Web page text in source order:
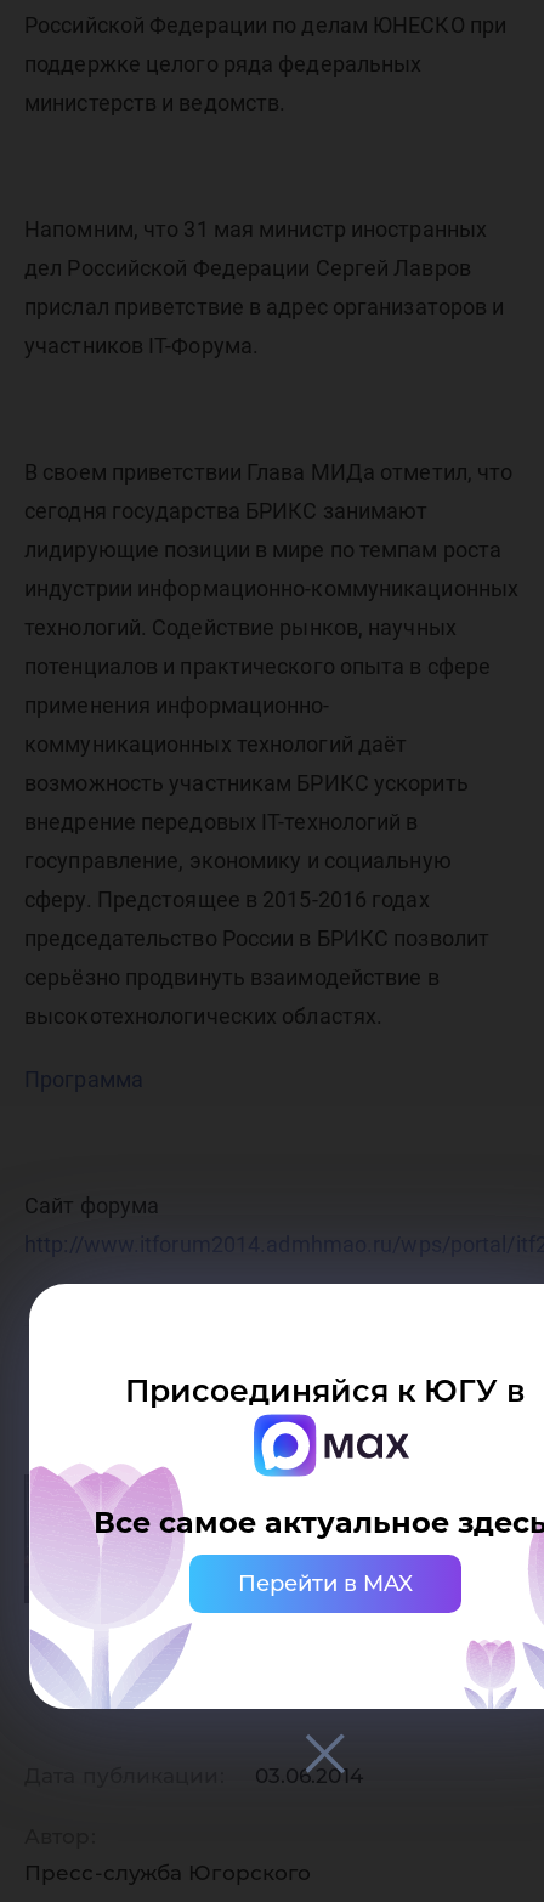
Присоединяйся к ЮГУ в
Все самое актуальное
Перейти в MAX
Российской Федерации по делам ЮНЕСКО при
поддержке целого ряда федеральных
министерств и ведомств.
Напомним, что 31 мая министр иностранных
дел Российской Федерации Сергей Лавров
прислал приветствие в адрес организаторов и
участников IT-Форума.
В своем приветствии Глава МИДа отметил, что
сегодня государства БРИКС занимают
лидирующие позиции в мире по темпам роста
индустрии информационно-коммуникационных
технологий. Содействие рынков, научных
потенциалов и практического опыта в сфере
применения информационно-
коммуникационных технологий даёт
возможность участникам БРИКС ускорить
внедрение передовых IT-технологий в
госуправление, экономику и социальную
сферу. Предстоящее в 2015-2016 годах
председательство России в БРИКС позволит
серьёзно продвинуть взаимодействие в
высокотехнологических областях.
Программа
Сайт форума
http://www.itforum2014.admhmao.ru/wps/portal/
03.06.2014
Пресс-служба Югорского